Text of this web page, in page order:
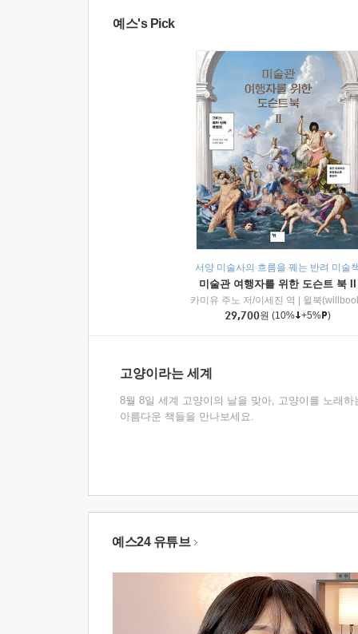
예스's Pick
서양 미술사의 흐름을 꿰는 반려 미술
미술관 여행자를 위한 도슨트 북 II
카미유 주노 저/이세진 역
윌북
29,700원 (10% +5% )
고양이라는 세계
8월 8일 세계 고양이의 날을 맞아, 고양이를 노래하
아름다운 책들을 만나보세요.
예스24 유튜브